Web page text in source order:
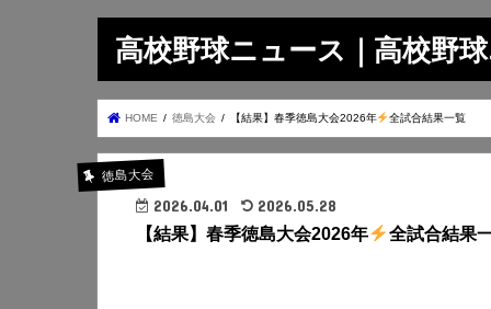
高校野球ニュース｜高校野
HOME 徳島大会 【結果】春季徳島大会2026年 全試合結果一覧
徳島大会
2026.04.01 2026.05.28
【結果】春季徳島大会2026年 全試合結果